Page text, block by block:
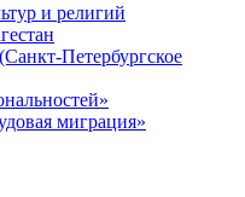
и религий
Петербургское
миграция»